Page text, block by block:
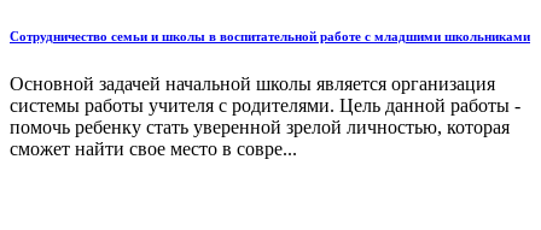
Сотрудничество семьи и школы в воспитательной работе с младшими школьниками
Основной задачей начальной школы является организация
системы работы учителя с родителями. Цель данной работы -
помочь ребенку стать уверенной зрелой личностью, которая
сможет найти свое место в совре...